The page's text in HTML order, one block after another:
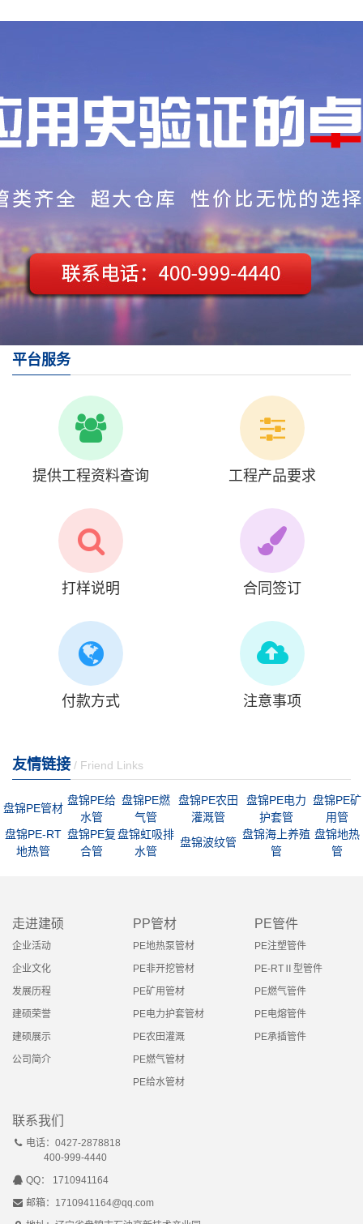
平台服务
提供工程资料查询 工程产品要求
打样说明 合同签订
付款方式 注意事项
友情链接 / Friend Links
盘锦PE管材
盘锦PE给
水管
盘锦PE燃
气管
盘锦PE农田
灌溉管
盘锦PE电力
护套管
盘锦PE矿
用管
盘锦PE-RT
地热管
盘锦PE复
合管
盘锦虹吸排
水管
盘锦波纹管
盘锦海上养殖
管
盘锦地热
管
走进建硕
企业活动
企业文化
发展历程
建硕荣誉
建硕展示
公司简介
PP管材
PE地热泵管材
PE非开挖管材
PE矿用管材
PE电力护套管材
PE农田灌溉
PE燃气管材
PE给水管材
PE管件
PE注塑管件
PE-RTⅡ型管件
PE燃气管件
PE电熔管件
PE承插管件
联系我们
电话：0427-2878818
400-999-4440
QQ： 1710941164
邮箱：1710941164@qq.com